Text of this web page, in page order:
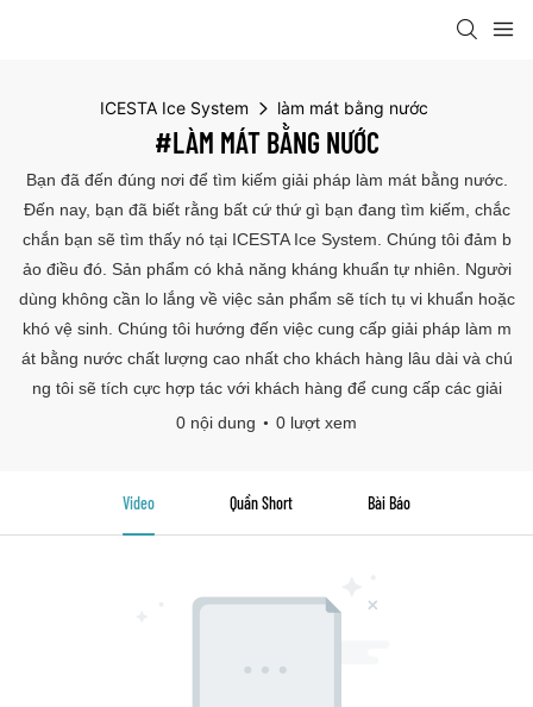
ICESTA Ice System làm mát bằng nước
#LÀM MÁT BẰNG NƯỚC
Bạn đã đến đúng nơi để tìm kiếm giải pháp làm mát bằng nước.
Đến nay, bạn đã biết rằng bất cứ thứ gì bạn đang tìm kiếm, chắc
chắn bạn sẽ tìm thấy nó tại ICESTA Ice System. Chúng tôi đảm b
ảo điều đó. Sản phẩm có khả năng kháng khuẩn tự nhiên. Người
dùng không cần lo lắng về việc sản phẩm sẽ tích tụ vi khuẩn hoặc
khó vệ sinh. Chúng tôi hướng đến việc cung cấp giải pháp làm m
át bằng nước chất lượng cao nhất cho khách hàng lâu dài và chú
ng tôi sẽ tích cực hợp tác với khách hàng để cung cấp các giải
0 nội dung
0 lượt xem
Video Quần Short Bài Báo